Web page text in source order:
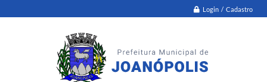
Login / Cadastro